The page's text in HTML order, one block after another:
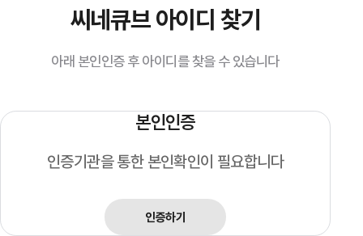
씨네큐브 아이디 찾기
아래 본인인증 후 아이디를 찾을 수 있습니다
본인인증
인증기관을 통한 본인확인이 필요합니다
인증하기
아이디